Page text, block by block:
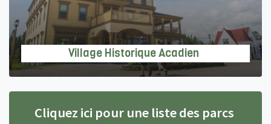
Village Historique Acadien
Cliquez ici pour une liste des parcs